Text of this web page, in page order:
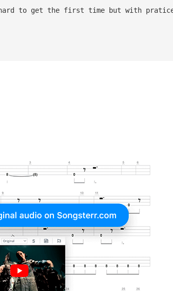
to get the first time but with